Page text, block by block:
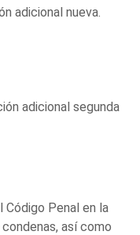
adicional nueva.
adicional segunda
Código Penal en la
así como